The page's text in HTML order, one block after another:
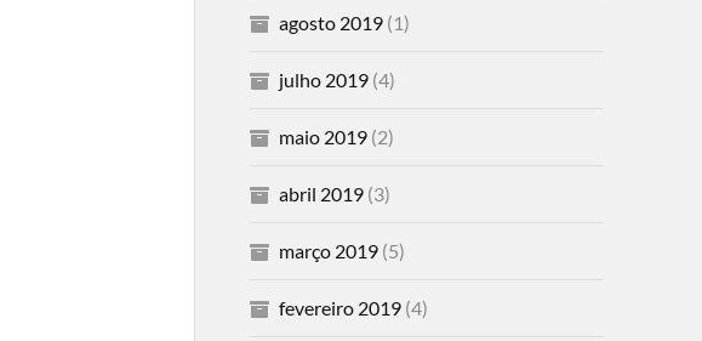
agosto 2019(1)
julho 2019(4)
maio 2019(2)
abril 2019(3)
março 2019(5)
fevereiro 2019(4)